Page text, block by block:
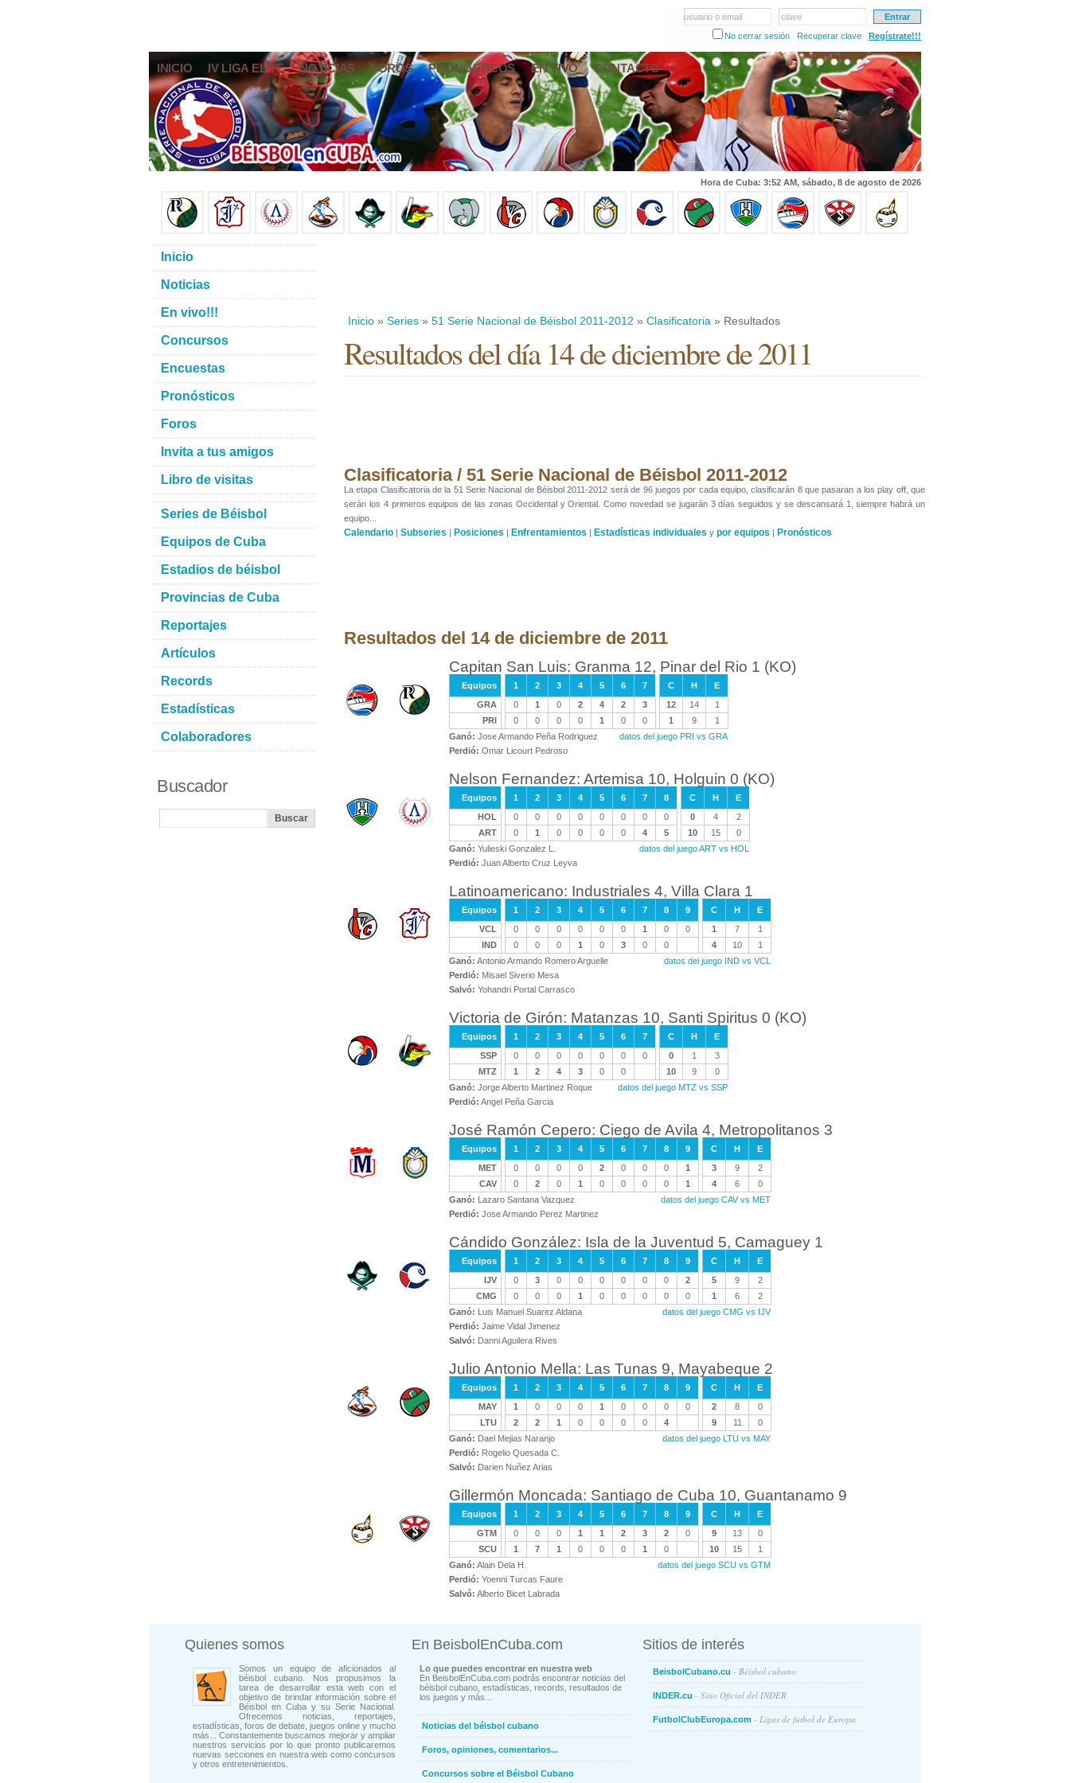
usuario o email
clave
No cerrar sesión
Recuperar clave Regístrate!!!
INICIO IV LIGA ELITE NOTICIAS FOROS PRONÓSTICOS EN VIVO CONTACTO
Hora de Cuba: 3:52 AM, sábado, 8 de agosto de 2026
Inicio » Series » 51 Serie Nacional de Béisbol 2011-2012 » Clasificatoria » Resultados
Resultados del día 14 de diciembre de 2011
Clasificatoria / 51 Serie Nacional de Béisbol 2011-2012
La etapa Clasificatoria de la 51 Serie Nacional de Béisbol 2011-2012 será de 96 juegos por cada equipo, clasificarán 8 que pasaran a los play off, que
serán los 4 primeros equipos de las zonas Occidental y Oriental. Como novedad se jugarán 3 días seguidos y se descansará 1, siempre habrá un
equipo...
Calendario | Subseries | Posiciones | Enfrentamientos | Estadísticas individuales y por equipos | Pronósticos
Resultados del 14 de diciembre de 2011
Capitan San Luis: Granma 12, Pinar del Rio 1 (KO)
Equipos 1 2 3 4 5 6 7 C H
E
GRA
0 1 0 2 4 2 3 12 14
1
PRI
0 0 0 0 1 0 0 1 9
1
datos del juego PRI vs GRA
Ganó: Jose Armando Peña Rodriguez
Perdió: Omar Licourt Pedroso
Nelson Fernandez: Artemisa 10, Holguin 0 (KO)
Equipos 1 2 3 4 5 6 7 8 C H
E
HOL
0 0 0 0 0 0 0 0 0 4
2
ART
0 1 0 0 0 0 4 5 10 15
0
datos del juego ART vs HOL
Ganó: Yulieski Gonzalez L.
Perdió: Juan Alberto Cruz Leyva
Latinoamericano: Industriales 4, Villa Clara 1
Equipos 1 2 3 4 5 6 7 8 9 C H
E
VCL
0 0 0 0 0 0 1 0 0 1 7
1
IND
0 0 0 1 0 3 0 0 4 10
1
datos del juego IND vs VCL
Ganó: Antonio Armando Romero Arguelle
Perdió: Misael Siverio Mesa
Salvó: Yohandri Portal Carrasco
Victoria de Girón: Matanzas 10, Santi Spiritus 0 (KO)
Equipos 1 2 3 4 5 6 7 C H
E
SSP
0 0 0 0 0 0 0 0 1
3
MTZ
1 2 4 3 0 0 10 9
0
datos del juego MTZ vs SSP
Ganó: Jorge Alberto Martinez Roque
Perdió: Angel Peña Garcia
José Ramón Cepero: Ciego de Avila 4, Metropolitanos 3
Equipos 1 2 3 4 5 6 7 8 9 C H
E
MET
0 0 0 0 2 0 0 0 1 3 9
2
CAV
0 2 0 1 0 0 0 0 1 4 6
0
datos del juego CAV vs MET
Ganó: Lazaro Santana Vazquez
Perdió: Jose Armando Perez Martinez
Cándido González: Isla de la Juventud 5, Camaguey 1
Equipos 1 2 3 4 5 6 7 8 9 C H
E
IJV
0 3 0 0 0 0 0 0 2 5 9
2
CMG
0 0 0 1 0 0 0 0 0 1 6
2
datos del juego CMG vs IJV
Ganó: Luis Manuel Suarez Aldana
Perdió: Jaime Vidal Jimenez
Salvó: Danni Aguilera Rives
Julio Antonio Mella: Las Tunas 9, Mayabeque 2
Equipos 1 2 3 4 5 6 7 8 9 C H
E
MAY
1 0 0 0 1 0 0 0 0 2 8
0
LTU
2 2 1 0 0 0 0 4 9 11
0
datos del juego LTU vs MAY
Ganó: Dael Mejias Naranjo
Perdió: Rogelio Quesada C.
Salvó: Darien Nuñez Arias
Gillermón Moncada: Santiago de Cuba 10, Guantanamo 9
Equipos 1 2 3 4 5 6 7 8 9 C H
E
GTM
0 0 0 1 1 2 3 2 0 9 13
0
SCU
1 7 1 0 0 0 1 0 10 15
1
datos del juego SCU vs GTM
Ganó: Alain Dela H.
Perdió: Yoenni Turcas Faure
Salvó: Alberto Bicet Labrada
Inicio
Noticias
En vivo!!!
Concursos
Encuestas
Pronósticos
Foros
Invita a tus amigos
Libro de visitas
Series de Béisbol
Equipos de Cuba
Estadios de béisbol
Provincias de Cuba
Reportajes
Artículos
Records
Estadísticas
Colaboradores
Buscador
Quienes somos
Somos un equipo de aficionados al
béisbol cubano. Nos propusimos la
tarea de desarrollar esta web con el
objetivo de brindar información sobre el
Béisbol en Cuba y su Serie Nacional.
Ofrecemos noticias, reportajes,
estadísticas, foros de debate, juegos online y mucho
más... Constantemente buscamos mejorar y ampliar
nuestros servicios por lo que pronto publicaremos
nuevas secciones en nuestra web como concursos
y otros entretenimientos.
En BeisbolEnCuba.com
Lo que puedes encontrar en nuestra web
En BeisbolEnCuba.com podrás encontrar noticias del
béisbol cubano, estadísticas, records, resultados de
los juegos y más...
Noticias del béisbol cubano
Foros, opiniones, comentarios...
Concursos sobre el Béisbol Cubano
Sitios de interés
BeisbolCubano.cu - Béisbol cubano
INDER.cu - Sitio Oficial del INDER
FutbolClubEuropa.com - Ligas de futbol de Europa